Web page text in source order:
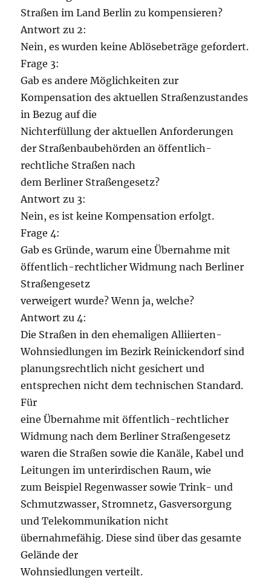
Straßen im Land Berlin zu kompensieren?
Antwort zu 2:
Nein, es wurden keine Ablösebeträge gefordert.
Frage 3:
Gab es andere Möglichkeiten zur
Kompensation des aktuellen Straßenzustandes
in Bezug auf die
Nichterfüllung der aktuellen Anforderungen
der Straßenbaubehörden an öffentlich-
rechtliche Straßen nach
dem Berliner Straßengesetz?
Antwort zu 3:
Nein, es ist keine Kompensation erfolgt.
Frage 4:
Gab es Gründe, warum eine Übernahme mit
öffentlich-rechtlicher Widmung nach Berliner
Straßengesetz
verweigert wurde? Wenn ja, welche?
Antwort zu 4:
Die Straßen in den ehemaligen Alliierten-
Wohnsiedlungen im Bezirk Reinickendorf sind
planungsrechtlich nicht gesichert und
entsprechen nicht dem technischen Standard.
Für
eine Übernahme mit öffentlich-rechtlicher
Widmung nach dem Berliner Straßengesetz
waren die Straßen sowie die Kanäle, Kabel und
Leitungen im unterirdischen Raum, wie
zum Beispiel Regenwasser sowie Trink- und
Schmutzwasser, Stromnetz, Gasversorgung
und Telekommunikation nicht
übernahmefähig. Diese sind über das gesamte
Gelände der
Wohnsiedlungen verteilt.